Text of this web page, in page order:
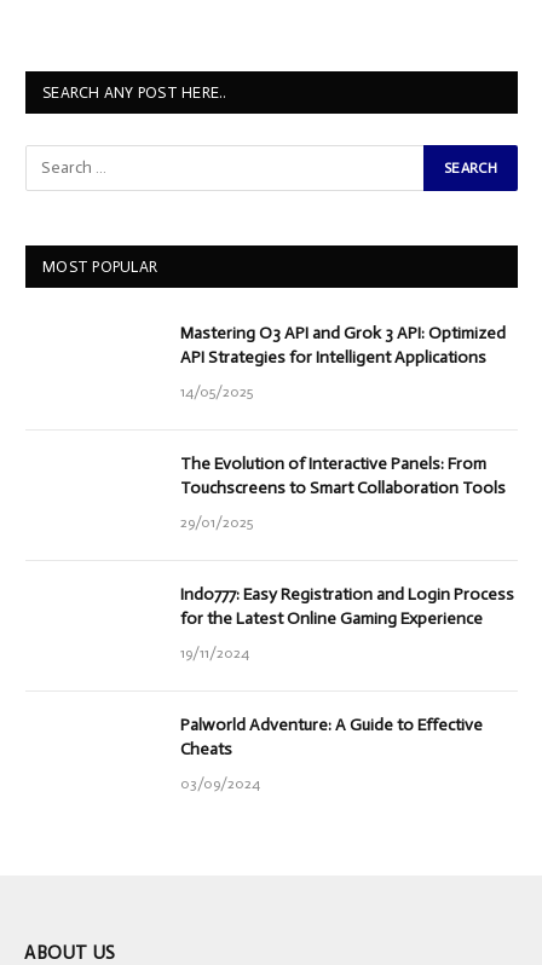
SEARCH ANY POST HERE..
MOST POPULAR
Mastering O3 API and Grok 3 API: Optimized
API Strategies for Intelligent Applications
14/05/2025
The Evolution of Interactive Panels: From
Touchscreens to Smart Collaboration Tools
29/01/2025
Indo777: Easy Registration and Login Process
for the Latest Online Gaming Experience
19/11/2024
Palworld Adventure: A Guide to Effective
Cheats
03/09/2024
ABOUT US